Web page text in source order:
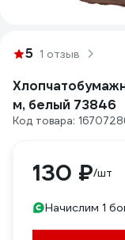
5 1 отзыв
м, белый 73846
Код товара:
130 ₽/шт
Начислим 1